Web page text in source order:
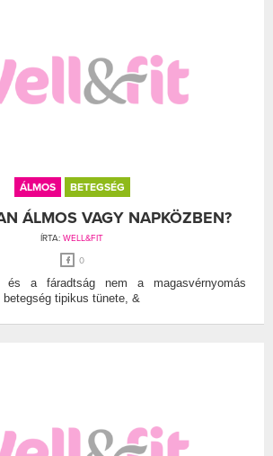
ÁLMOS BETEGSÉG
ÁLMOS VAGY NAPKÖZBEN?
ÍRTA: WELL&FIT
0
a fáradtság nem a magasvérnyomás
betegség tipikus tünete, &